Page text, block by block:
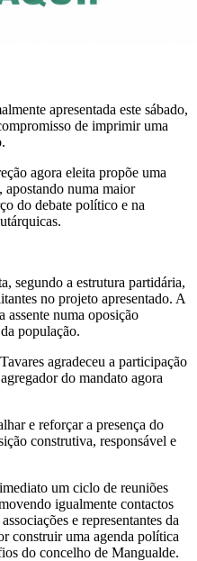
apresentada este sábado,
de imprimir uma
agora eleita propõe uma
apostando numa maior
do debate político e na
segundo a estrutura partidária,
no projeto apresentado. A
assente numa oposição
população.
agradeceu a participação
do mandato agora
e reforçar a presença do
construtiva, responsável e
um ciclo de reuniões
igualmente contactos
e representantes da
construir uma agenda política
do concelho de Mangualde.